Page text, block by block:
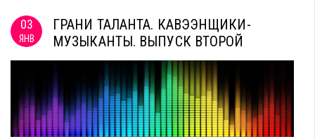
03
ЯНВ
ГРАНИ ТАЛАНТА. КАВЭЭНЩИКИ-
МУЗЫКАНТЫ. ВЫПУСК ВТОРОЙ